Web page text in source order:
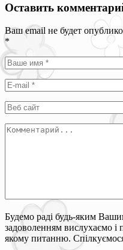
Оставить
Ваш email не будет
*
Будемо раді будь-яким
задоволенням вислухаємо і
якому питанню.